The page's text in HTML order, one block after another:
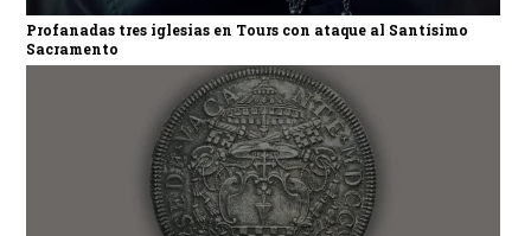
Profanadas tres iglesias en Tours con ataque al Santísimo
Sacramento